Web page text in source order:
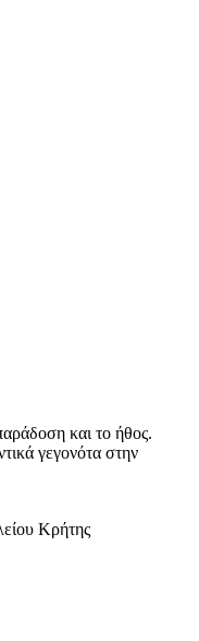
και το ήθος.
γεγονότα στην
Κρήτης